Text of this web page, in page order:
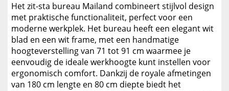
Het zit-sta bureau Mailand combineert stijlvol design
met praktische functionaliteit, perfect voor een
moderne werkplek. Het bureau heeft een elegant wit
blad en een wit frame, met een handmatige
hoogteverstelling van 71 tot 91 cm waarmee je
eenvoudig de ideale werkhoogte kunt instellen voor
ergonomisch comfort. Dankzij de royale afmetingen
van 180 cm lengte en 80 cm diepte biedt het